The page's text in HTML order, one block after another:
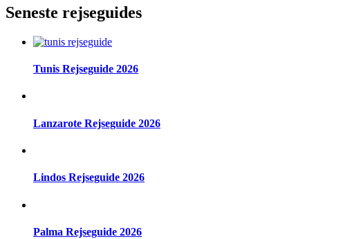
Seneste rejseguides
Tunis Rejseguide 2026
Lanzarote Rejseguide 2026
Lindos Rejseguide 2026
Palma Rejseguide 2026